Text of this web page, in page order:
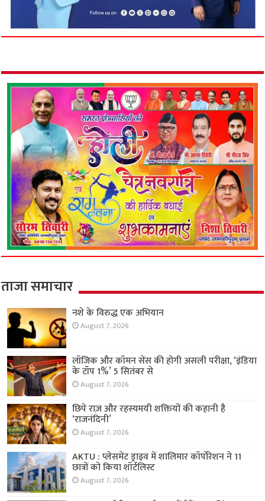
ताजा समाचार
नशे के विरुद्ध एक अभियान
August 7, 2026
लॉजिक और कॉमन सेंस की होगी असली परीक्षा, ‘इंडिया
के टॉप 1%’ 5 सितंबर से
August 7, 2026
छिपे राज़ और रहस्यमयी शक्तियों की कहानी है
‘राजनंदिनी’
August 7, 2026
AKTU : प्लेसमेंट ड्राइव में शालिमार कॉर्पोरेशन ने 11
छात्रों को किया शॉर्टलिस्ट
August 7, 2026